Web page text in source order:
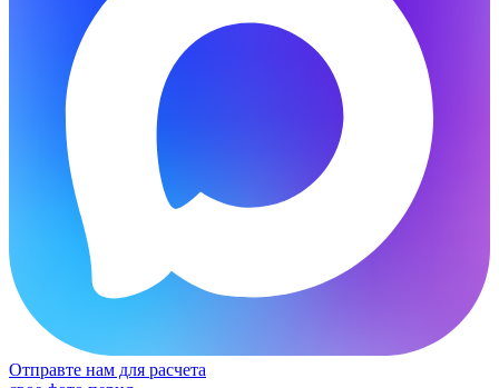
Отправте нам для расчета